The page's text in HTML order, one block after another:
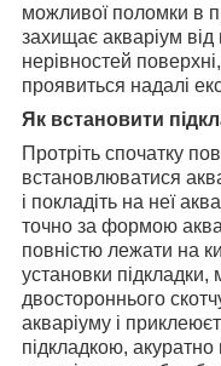
можливої поломки в
захищає акваріум
нерівностей
проявиться надалі
Як встановити
Протріть спочатку
встановлюватися
і покладіть на неї
точно за формою
повністю лежати на
установки
двостороннього
акваріуму і
підкладкою,